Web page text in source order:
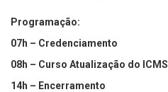
Programação:
07h – Credenciamento
08h – Curso Atualização do ICMS
14h – Encerramento